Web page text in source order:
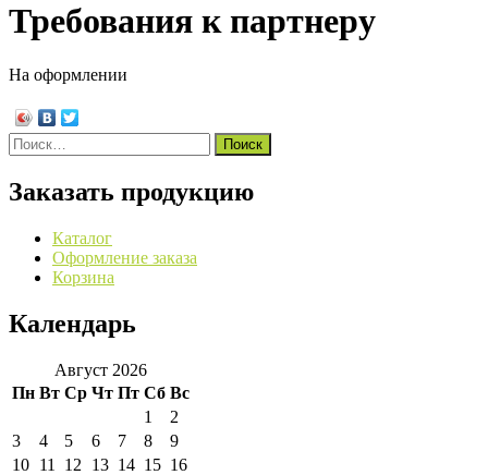
Требования к партнеру
На оформлении
Найти:
Заказать продукцию
Каталог
Оформление заказа
Корзина
Календарь
Август 2026
Пн Вт Ср Чт Пт Сб Вс
1
2
3
4 5 6 7 8
9
10 11 12 13 14 15 16